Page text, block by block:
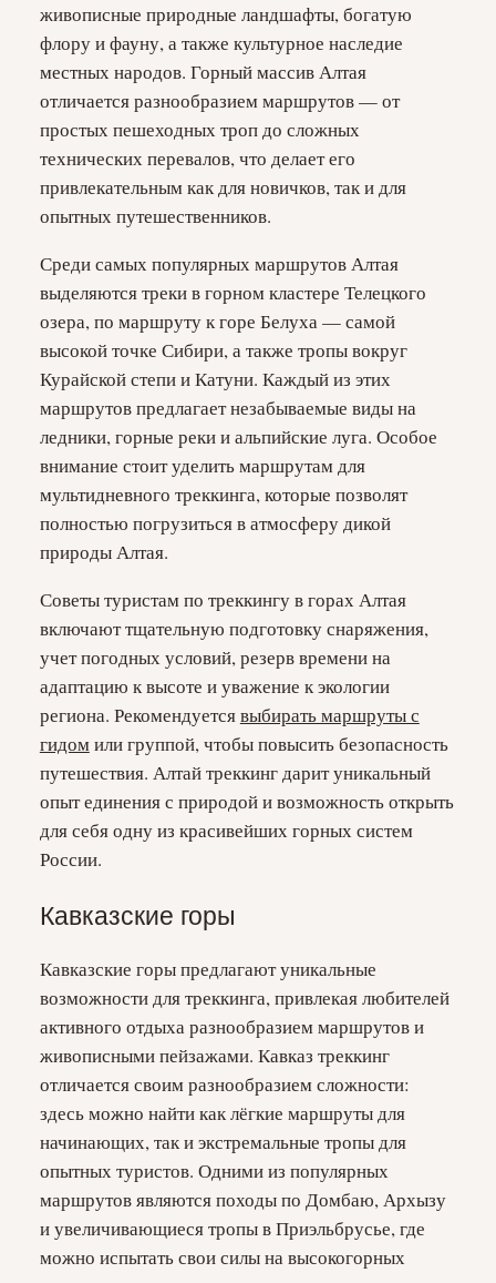
живописные природные ландшафты, богатую
флору и фауну, а также культурное наследие
местных народов. Горный массив Алтая
отличается разнообразием маршрутов — от
простых пешеходных троп до сложных
технических перевалов, что делает его
привлекательным как для новичков, так и для
опытных путешественников.
Среди самых популярных маршрутов Алтая
выделяются треки в горном кластере Телецкого
озера, по маршруту к горе Белуха — самой
высокой точке Сибири, а также тропы вокруг
Курайской степи и Катуни. Каждый из этих
маршрутов предлагает незабываемые виды на
ледники, горные реки и альпийские луга. Особое
внимание стоит уделить маршрутам для
мультидневного треккинга, которые позволят
полностью погрузиться в атмосферу дикой
природы Алтая.
Советы туристам по треккингу в горах Алтая
включают тщательную подготовку снаряжения,
учет погодных условий, резерв времени на
адаптацию к высоте и уважение к экологии
региона. Рекомендуетсявыбирать маршруты с
гидомили группой, чтобы повысить безопасность
путешествия. Алтай треккинг дарит уникальный
опыт единения с природой и возможность открыть
для себя одну из красивейших горных систем
России.
Кавказские горы
Кавказские горы предлагают уникальные
возможности для треккинга, привлекая любителей
активного отдыха разнообразием маршрутов и
живописными пейзажами. Кавказ треккинг
отличается своим разнообразием сложности:
здесь можно найти как лёгкие маршруты для
начинающих, так и экстремальные тропы для
опытных туристов. Одними из популярных
маршрутов являются походы по Домбаю, Архызу
и увеличивающиеся тропы в Приэльбрусье, где
можно испытать свои силы на высокогорных